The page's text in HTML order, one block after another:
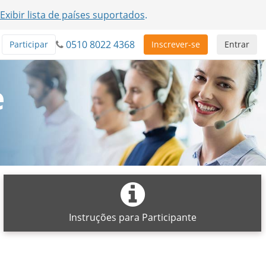
Exibir lista de países suportados.
Entrar
Inscrever-se
0510 8022 4368
Participar
Instruções para Participante